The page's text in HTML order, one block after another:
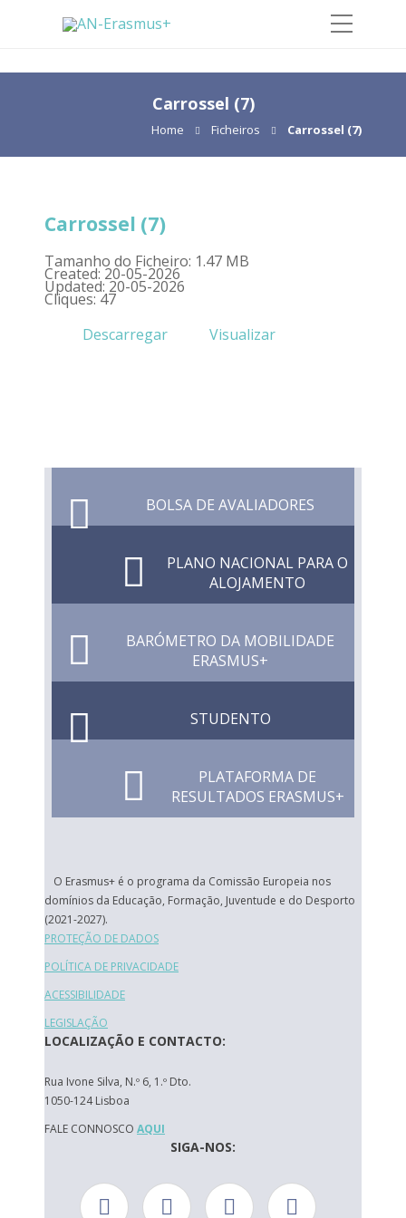
Carrossel (7)
Home Ficheiros Carrossel (7)
Carrossel (7)
Tamanho do Ficheiro: 1.47 MB
Created: 20-05-2026
Updated: 20-05-2026
Cliques: 47
Descarregar
Visualizar
BOLSA DE AVALIADORES
PLANO NACIONAL PARA O
ALOJAMENTO
BARÓMETRO DA MOBILIDADE
ERASMUS+
STUDENTO
PLATAFORMA DE
RESULTADOS ERASMUS+
O Erasmus+ é o programa da Comissão Europeia nos
domínios da Educação, Formação, Juventude e do Desporto
(2021-2027).
PROTEÇÃO DE DADOS
POLÍTICA DE PRIVACIDADE
ACESSIBILIDADE
LEGISLAÇÃO
LOCALIZAÇÃO E CONTACTO:
Rua Ivone Silva, N.º 6, 1.º Dto.
1050-124 Lisboa
FALE CONNOSCO AQUI
SIGA-NOS: